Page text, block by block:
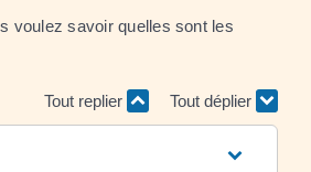
voulez savoir quelles sont les
Tout replier Tout déplier